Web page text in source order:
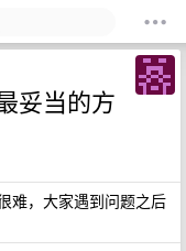
妥当的方
难，大家遇到问题之后